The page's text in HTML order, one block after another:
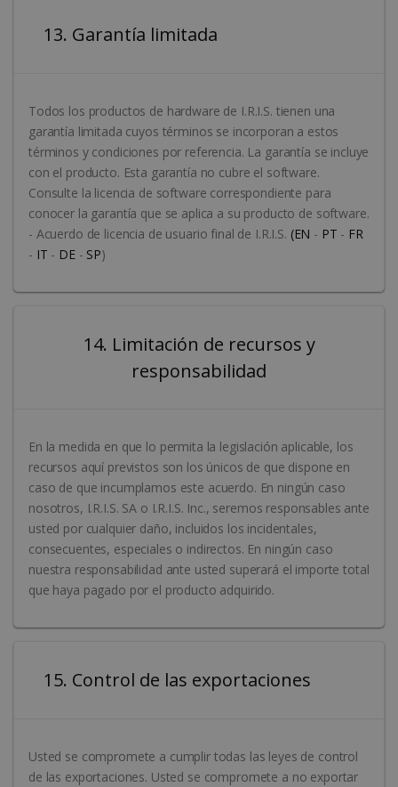
13. Garantía limitada
Todos los productos de hardware de I.R.I.S. tienen una
garantía limitada cuyos términos se incorporan a estos
términos y condiciones por referencia. La garantía se incluye
con el producto. Esta garantía no cubre el software.
Consulte la licencia de software correspondiente para
conocer la garantía que se aplica a su producto de software.
- Acuerdo de licencia de usuario final de I.R.I.S. (EN - PT - FR
- IT - DE- SP)
14. Limitación de recursos y
responsabilidad
En la medida en que lo permita la legislación aplicable, los
recursos aquí previstos son los únicos de que dispone en
caso de que incumplamos este acuerdo. En ningún caso
nosotros, I.R.I.S. SA o I.R.I.S. Inc., seremos responsables ante
usted por cualquier daño, incluidos los incidentales,
consecuentes, especiales o indirectos. En ningún caso
nuestra responsabilidad ante usted superará el importe total
que haya pagado por el producto adquirido.
15. Control de las exportaciones
Usted se compromete a cumplir todas las leyes de control
de las exportaciones. Usted se compromete a no exportar